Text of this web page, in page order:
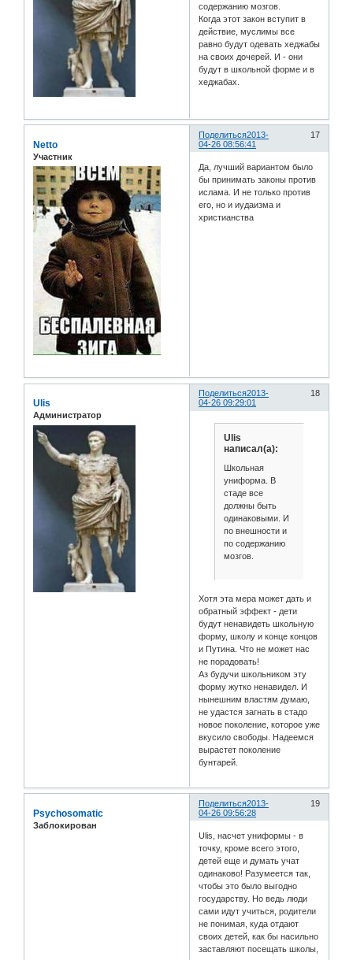
содержанию мозгов.
Когда этот закон вступит в
действие, муслимы все
равно будут одевать хеджабы
на своих дочерей. И - они
будут в школьной форме и в
хеджабах.
Поделиться 17
2013-
04-26 08:56:41
Netto
Участник
Да, лучший вариантом было
бы принимать законы против
ислама. И не только против
его, но и иудаизма и
христианства
Поделиться 18
2013-
04-26 09:29:01
Ulis
Администратор
Ulis
написал(а):
Школьная
униформа. В
стаде все
должны быть
одинаковыми. И
по внешности и
по содержанию
мозгов.
Хотя эта мера может дать и
обратный эффект - дети
будут ненавидеть школьную
форму, школу и конце концов
и Путина. Что не может нас
не порадовать!
Аз будучи школьником эту
форму жутко ненавидел. И
нынешним властям думаю,
не удастся загнать в стадо
новое поколение, которое уже
вкусило свободы. Надеемся
вырастет поколение
бунтарей.
Поделиться 19
2013-
04-26 09:56:28
Psychosomatic
Заблокирован
Ulis, насчет униформы - в
точку, кроме всего этого,
детей еще и думать учат
одинаково! Разумеется так,
чтобы это было выгодно
государству. Но ведь люди
сами идут учиться, родители
не понимая, куда отдают
своих детей, как бы насильно
заставляют посещать школы,